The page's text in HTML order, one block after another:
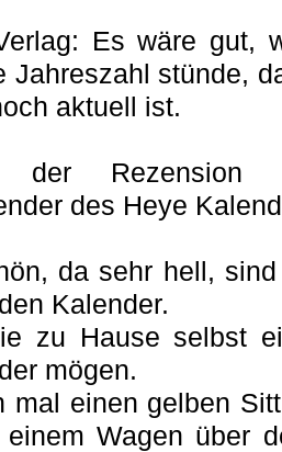
Es wäre gut,
Jahreszahl stünde,
aktuell ist.
der
des Heye
da sehr hell,
Kalender.
zu Hause selbst
mögen.
mal einen gelben
einem Wagen über